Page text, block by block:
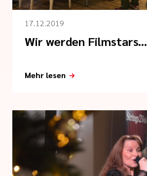
17.12.2019
Wir werden Filmstars...
Mehr lesen